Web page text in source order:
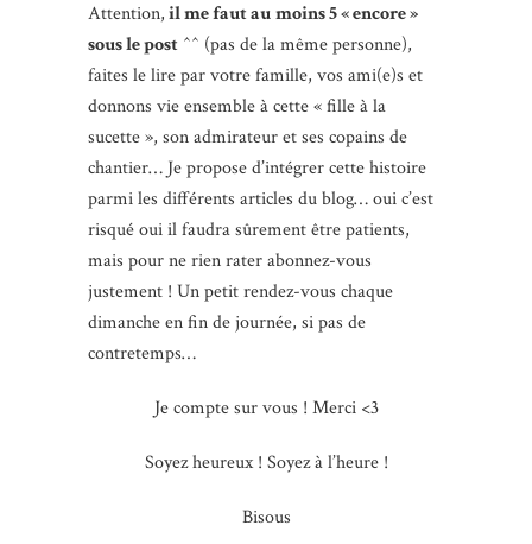
Attention,il me faut aumoins 5 « encore »
sous le post ^^ (pas de la même personne),
faites le lire par votre famille, vos ami(e)s et
donnons vie ensemble à cette « fille à la
sucette », son admirateur et ses copains de
chantier… Je propose d’intégrer cette histoire
parmi les différents articles du blog… oui c’est
risqué oui il faudra sûrement être patients,
mais pour ne rien rater abonnez-vous
justement ! Un petit rendez-vous chaque
dimanche en fin de journée, si pas de
contretemps…
Je compte sur vous ! Merci <3
Soyez heureux ! Soyez à l’heure !
Bisous